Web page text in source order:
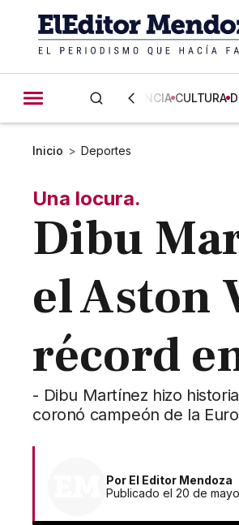
CIENCIA CULTURA
Inicio > Deportes
Una locura.
Dibu
el Aston
récord
- Dibu Martínez hizo
coronó campeón de la
Por El Editor Mendoza
Publicado el 20 de